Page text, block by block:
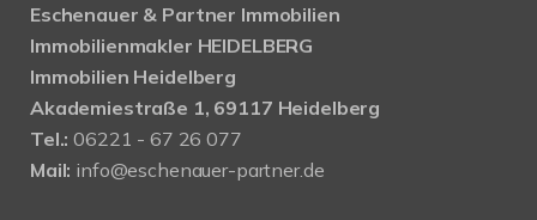
Eschenauer & Partner Immobilien
Immobilienmakler HEIDELBERG
Immobilien Heidelberg
Akademiestraße 1, 69117 Heidelberg
Tel.:06221 - 67 26 077
Mail: info@eschenauer-partner.de